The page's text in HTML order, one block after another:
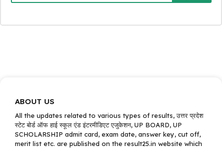
ABOUT US
All the updates related to various types of results, उत्तर प्रदेश
स्टेट बोर्ड ऑफ हाई स्कूल एंड इंटरमीडिएट एजुकेशन, UP BOARD, UP
SCHOLARSHIP admit card, exam date, answer key, cut off,
merit list etc. are published on the result25.in website which